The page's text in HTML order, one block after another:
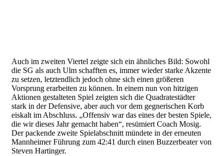
Auch im zweiten Viertel zeigte sich ein ähnliches Bild: Sowohl
die SG als auch Ulm schafften es, immer wieder starke Akzente
zu setzen, letztendlich jedoch ohne sich einen größeren
Vorsprung erarbeiten zu können. In einem nun von hitzigen
Aktionen gestalteten Spiel zeigten sich die Quadratestädter
stark in der Defensive, aber auch vor dem gegnerischen Korb
eiskalt im Abschluss. „Offensiv war das eines der besten Spiele,
die wir dieses Jahr gemacht haben“, resümiert Coach Mosig.
Der packende zweite Spielabschnitt mündete in der erneuten
Mannheimer Führung zum 42:41 durch einen Buzzerbeater von
Steven Hartinger.